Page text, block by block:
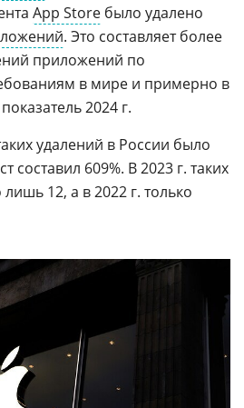
App Store было удалено
. Это составляет более
приложений по
в мире и примерно в
2024 г.
удалений в России было
составил 609%. В 2023 г. таких
12, а в 2022 г. только